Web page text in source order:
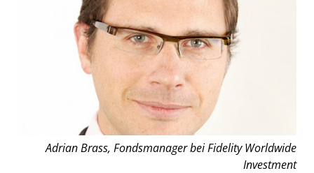
Adrian Brass, Fondsmanager bei Fidelity Worldwide
Investment